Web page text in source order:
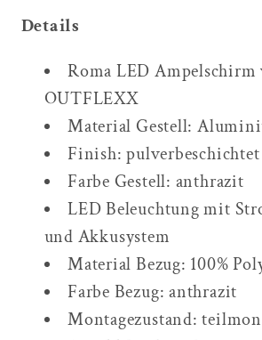
Details
Roma LED Ampelschirm
OUTFLEXX
Material Gestell:
Finish: pulverbeschichtet
Farbe Gestell: anthrazit
LED Beleuchtung mit
und Akkusystem
Material Bezug: 100%
Farbe Bezug: anthrazit
Montagezustand: